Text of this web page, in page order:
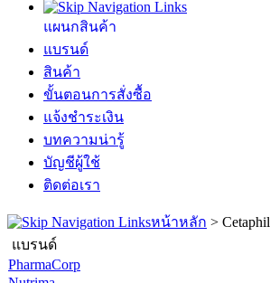
แผนกสินค้า
แบรนด์
สินค้า
ขั้นตอนการสั่งซื้อ
แจ้งชำระเงิน
บทความน่ารู้
บัญชีผู้ใช้
ติดต่อเรา
หน้าหลัก > Cetaphil
แบรนด์
PharmaCorp